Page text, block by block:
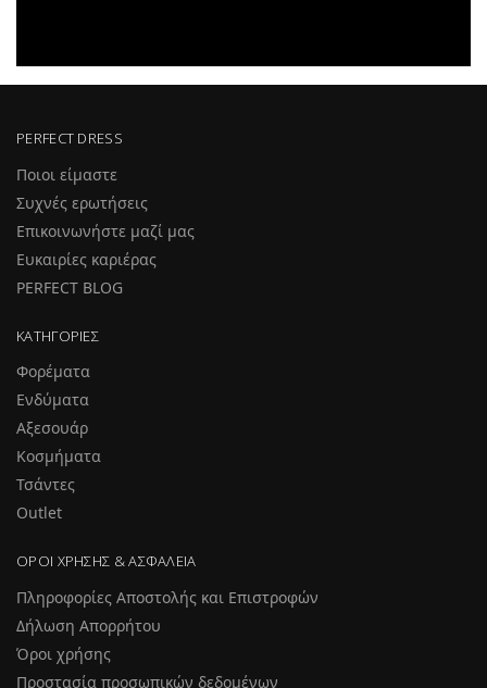
PERFECT DRESS
Ποιοι είμαστε
Συχνές ερωτήσεις
Επικοινωνήστε μαζί μας
Ευκαιρίες καριέρας
PERFECT BLOG
ΚΑΤΗΓΟΡΊΕΣ
Φορέματα
Ενδύματα
Αξεσουάρ
Κοσμήματα
Τσάντες
Outlet
ΌΡΟΙ ΧΡΉΣΗΣ & ΑΣΦΆΛΕΙΑ
Πληροφορίες Αποστολής και Επιστροφών
Δήλωση Απορρήτου
Όροι χρήσης
Προστασία προσωπικών δεδομένων